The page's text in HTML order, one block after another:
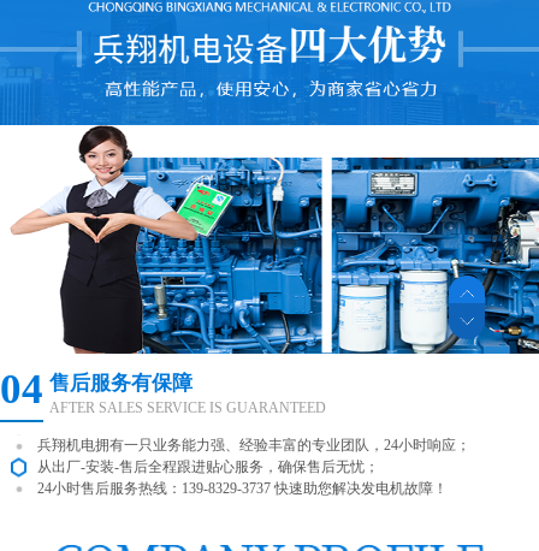
01 资质证书齐全，合作更放心
COMPLETE QUALIFICATION CERTIFICATE
“兵翔”牌发电机组严格按照国际标准生产；
公司供、产、销全过程严格执行ISO9001-2000质量管理体系的标准；
产品质量有保障，合作更放心；